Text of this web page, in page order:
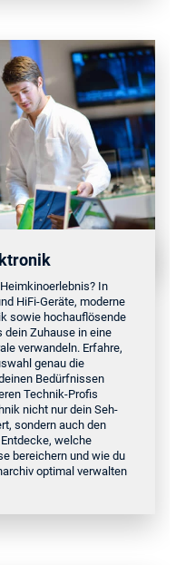
In
HiFi-Geräte, moderne
sowie hochauflösende
dein Zuhause in eine
verwandeln. Erfahre,
genau die
Bedürfnissen
Technik-Profis
nicht nur dein Seh-
sondern auch den
welche
bereichern und wie du
optimal verwalten